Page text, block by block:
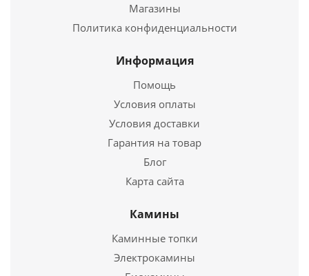
Купить в 1 клик
Магазины
Политика конфиденциальности
Информация
Помощь
Условия оплаты
Условия доставки
Гарантия на товар
Блог
Карта сайта
Камины
Каминные топки
Электрокамины